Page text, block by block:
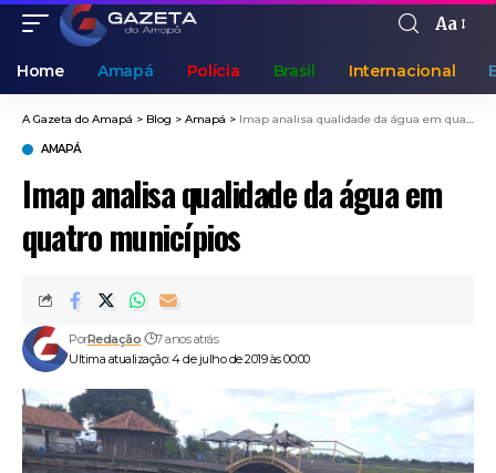
Aa
Home Amapá Polícia Brasil Internacional
A Gazeta do Amapá > Blog > Amapá > Imap analisa qualidade da água em quatro municípios
AMAPÁ
Imap analisa qualidade da água em
quatro municípios
Ultima atualização: 4 de julho de 2019 às 00:00
PorRedação 7 anos atrás